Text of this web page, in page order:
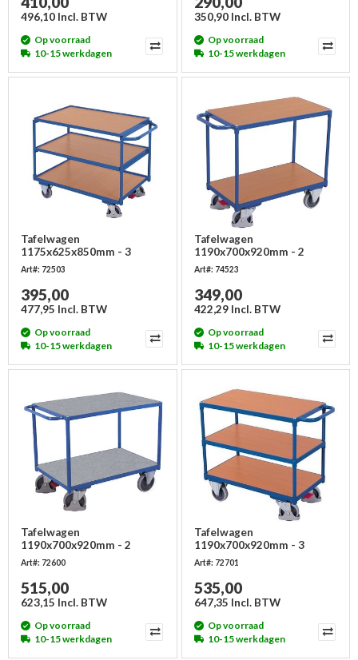
496,10 Incl. BTW
Op voorraad
10-15 werkdagen
350,90 Incl. BTW
Op voorraad
10-15 werkdagen
Tafelwagen
1175x625x850mm - 3
laadvlakken - licht
Art#: 72503
395,00
477,95 Incl. BTW
Op voorraad
10-15 werkdagen
Tafelwagen
1190x700x920mm - 2
laadvlakken, zwaar
Art#: 74523
349,00
422,29 Incl. BTW
Op voorraad
10-15 werkdagen
Tafelwagen
1190x700x920mm - 2
laadvlakken - zwaar
Art#: 72600
515,00
623,15 Incl. BTW
Op voorraad
10-15 werkdagen
Tafelwagen
1190x700x920mm - 3
laadvlakken - zwaar
Art#: 72701
535,00
647,35 Incl. BTW
Op voorraad
10-15 werkdagen